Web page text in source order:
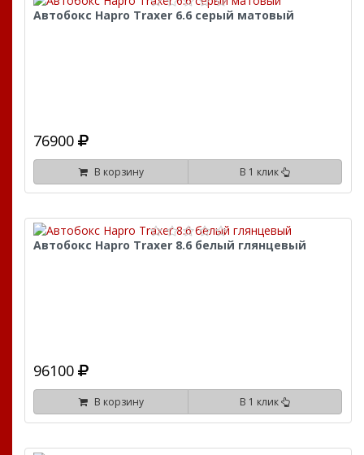
Автобокс Hapro Traxer 6.6 серый матовый
76900
В корзину В 1 клик
Автобокс Hapro Traxer 8.6 белый глянцевый
96100
В корзину В 1 клик